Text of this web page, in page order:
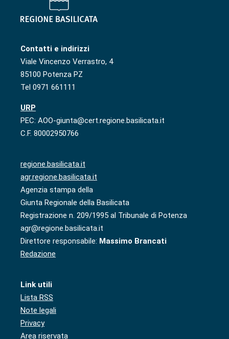
Contatti e indirizzi
Viale Vincenzo Verrastro, 4
85100 Potenza PZ
Tel 0971 661111
URP
PEC: AOO-giunta@cert.regione.basilicata.it
C.F. 80002950766
regione.basilicata.it
agr.regione.basilicata.it
Agenzia stampa della
Giunta Regionale della Basilicata
Registrazione n. 209/1995 al Tribunale di Potenza
agr@regione.basilicata.it
Direttore responsabile: Massimo Brancati
Redazione
Link utili
Lista RSS
Note legali
Privacy
Area riservata